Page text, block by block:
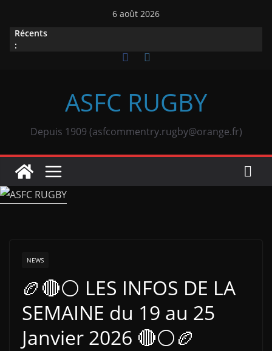
contenu
6 août 2026
Récents
:
ASFC RUGBY
Depuis 1909 (asfcommentry.rugby@orange.fr)
NEWS
🏉🔴⚪ LES INFOS DE LA
SEMAINE du 19 au 25
Janvier 2026 🔴⚪🏉